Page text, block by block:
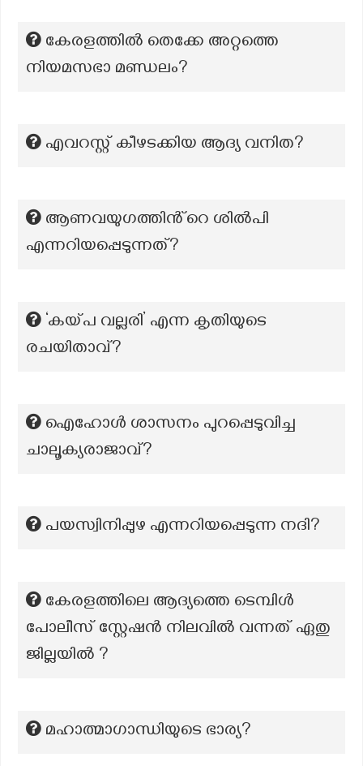
കേരളത്തില്‍ തെക്കേ അറ്റത്തെ
നിയമസഭാ മണ്ഡലം?
എവറസ്റ്റ് കീഴടക്കിയ ആദ്യ വനിത?
ആണവയുഗത്തിൻ്റെ ശിൽപി
എന്നറിയപ്പെടുന്നത്?
‘കയ്പ വല്ലരി’ എന്ന കൃതിയുടെ
രചയിതാവ്?
ഐഹോൾ ശാസനം പുറപ്പെടുവിച്ച
ചാലൂക്യരാജാവ്?
പയസ്വിനിപ്പുഴ എന്നറിയപ്പെടുന്ന നദി?
കേരളത്തിലെ ആദ്യത്തെ ടെമ്പിൾ
പോലീസ് സ്റ്റേഷൻ നിലവിൽ വന്നത് ഏതു
ജില്ലയിൽ ?
മഹാത്മാഗാന്ധിയുടെ ഭാര്യ?